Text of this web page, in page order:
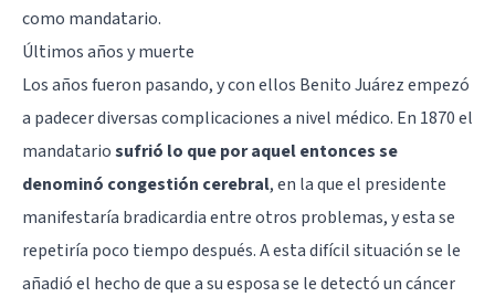
como mandatario.
Últimos años y muerte
Los años fueron pasando, y con ellos Benito Juárez empezó
a padecer diversas complicaciones a nivel médico. En 1870 el
mandatariosufrió lo que por aquel entonces se
denominó congestión cerebral, en la que el presidente
manifestaría bradicardia entre otros problemas, y esta se
repetiría poco tiempo después. A esta difícil situación se le
añadió el hecho de que a su esposa se le detectó un cáncer